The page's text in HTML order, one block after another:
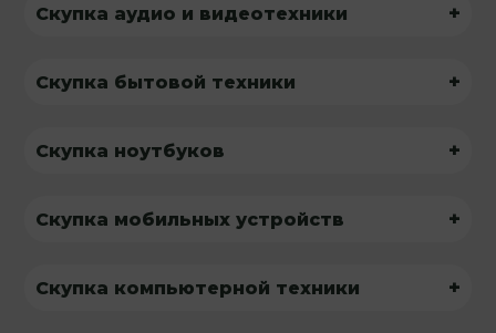
Скупка аудио и видеотехники +
Скупка бытовой техники +
Скупка ноутбуков +
Скупка мобильных устройств +
Скупка компьютерной техники +